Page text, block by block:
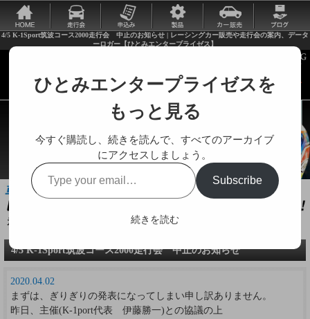
4/5 K-1Sport筑波コース2000走行会 中止のお知らせ | レーシングカー販売や走行会の案内、データ
ーロガー【ひとみエンタープライゼス】
走行会やレーシングカーに関する様々な情報をお届けします。
4/5 K-1Sport筑波コース2000走行会 中止のお知らせ
2020.04.02
まずは、ぎりぎりの発表になってしまい申し訳ありません。
昨日、主催(K-1port代表 伊藤勝一)との協議の上
ひとみエンタープライゼスを
もっと見る
今すぐ購読し、続きを読んで、すべてのアーカイブ
にアクセスしましょう。
Type
your
email…
Subscribe
続きを読む